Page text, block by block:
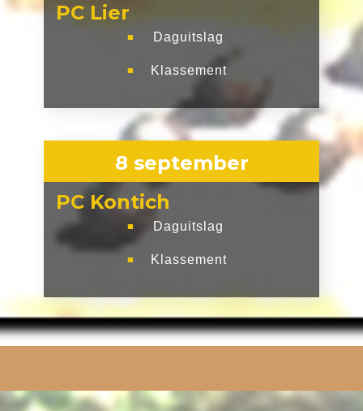
PC Lier
■ Daguitslag
■ Klassement
8 september
PC Kontich
■ Daguitslag
■ Klassement